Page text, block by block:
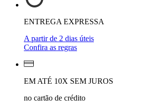
ENTREGA EXPRESSA
A partir de 2 dias úteis
Confira as regras
EM ATÉ 10X SEM JUROS
no cartão de crédito